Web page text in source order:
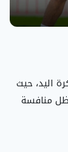
اليد، حيث
ظل منافسة